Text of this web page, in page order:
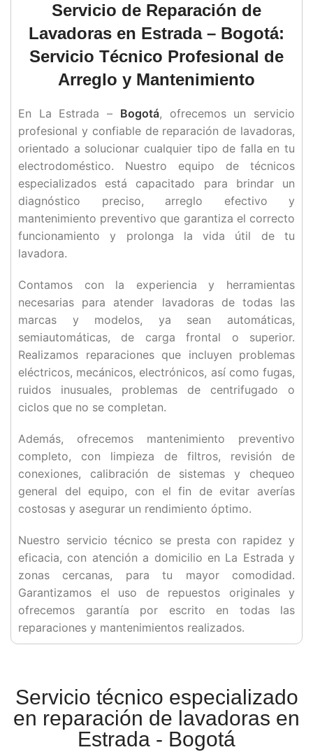
Servicio de Reparación de
Lavadoras en Estrada – Bogotá:
Servicio Técnico Profesional de
Arreglo y Mantenimiento
En La Estrada – Bogotá, ofrecemos un servicio
profesional y confiable de reparación de lavadoras,
orientado a solucionar cualquier tipo de falla en tu
electrodoméstico. Nuestro equipo de técnicos
especializados está capacitado para brindar un
diagnóstico preciso, arreglo efectivo y
mantenimiento preventivo que garantiza el correcto
funcionamiento y prolonga la vida útil de tu
lavadora.
Contamos con la experiencia y herramientas
necesarias para atender lavadoras de todas las
marcas y modelos, ya sean automáticas,
semiautomáticas, de carga frontal o superior.
Realizamos reparaciones que incluyen problemas
eléctricos, mecánicos, electrónicos, así como fugas,
ruidos inusuales, problemas de centrifugado o
ciclos que no se completan.
Además, ofrecemos mantenimiento preventivo
completo, con limpieza de filtros, revisión de
conexiones, calibración de sistemas y chequeo
general del equipo, con el fin de evitar averías
costosas y asegurar un rendimiento óptimo.
Nuestro servicio técnico se presta con rapidez y
eficacia, con atención a domicilio en La Estrada y
zonas cercanas, para tu mayor comodidad.
Garantizamos el uso de repuestos originales y
ofrecemos garantía por escrito en todas las
reparaciones y mantenimientos realizados.
Servicio técnico especializado
en reparación de lavadoras en
Estrada - Bogotá